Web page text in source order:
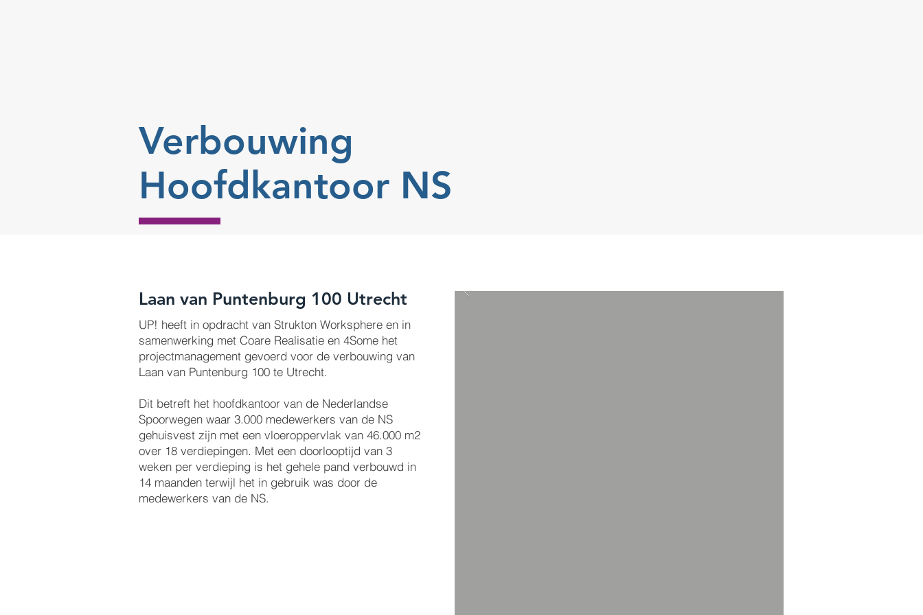
Verbouwing
Hoofdkantoor NS
Laan van Puntenburg 100 Utrecht
UP! heeft in opdracht van Strukton Worksphere en in
samenwerking met Coare Realisatie en 4Some het
projectmanagement gevoerd voor de verbouwing van
Laan van Puntenburg 100 te Utrecht.
Dit betreft het hoofdkantoor van de Nederlandse
Spoorwegen waar 3.000 medewerkers van de NS
gehuisvest zijn met een vloeroppervlak van 46.000 m2
over 18 verdiepingen. Met een doorlooptijd van 3
weken per verdieping is het gehele pand verbouwd in
14 maanden terwijl het in gebruik was door de
medewerkers van de NS.